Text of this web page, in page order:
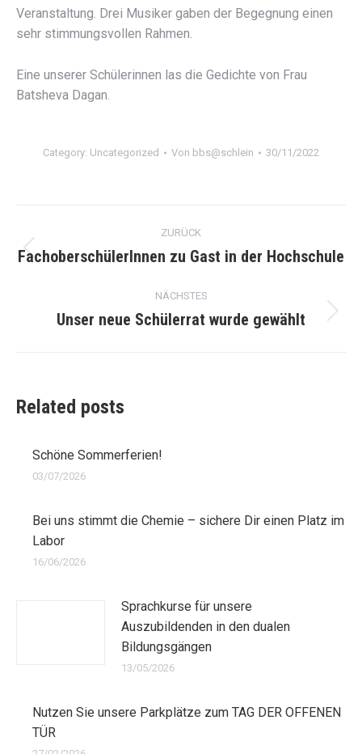
Veranstaltung. Drei Musiker gaben der Begegnung einen
sehr stimmungsvollen Rahmen.
Eine unserer Schülerinnen las die Gedichte von Frau
Batsheva Dagan.
Category: Uncategorized Von bbs@schlein 30/11/2022
Kommentarnavigation
ZURÜCK
Vorheriger
FachoberschülerInnen zu Gast in der Hochschule
NÄCHSTES
Nächster
Unser neue Schülerrat wurde gewählt
Related posts
Schöne Sommerferien!
03/07/2026
Bei uns stimmt die Chemie – sichere Dir einen Platz im
Labor
16/06/2026
Sprachkurse für unsere
Auszubildenden in den dualen
Bildungsgängen
13/05/2026
Nutzen Sie unsere Parkplätze zum TAG DER OFFENEN
TÜR